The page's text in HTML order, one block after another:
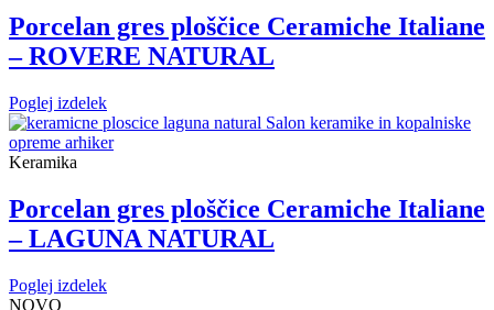
Porcelan gres ploščice Ceramiche Italiane
– ROVERE NATURAL
Poglej izdelek
Keramika
Porcelan gres ploščice Ceramiche Italiane
– LAGUNA NATURAL
Poglej izdelek
NOVO